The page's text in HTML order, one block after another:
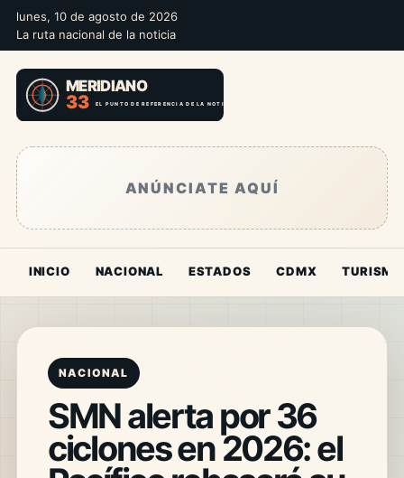
lunes, 10 de agosto de 2026
La ruta nacional de la noticia
ANÚNCIATE AQUÍ
INICIO NACIONAL ESTADOS CDMX TURISMO
NACIONAL
SMN alerta por 36
ciclones en 2026: el